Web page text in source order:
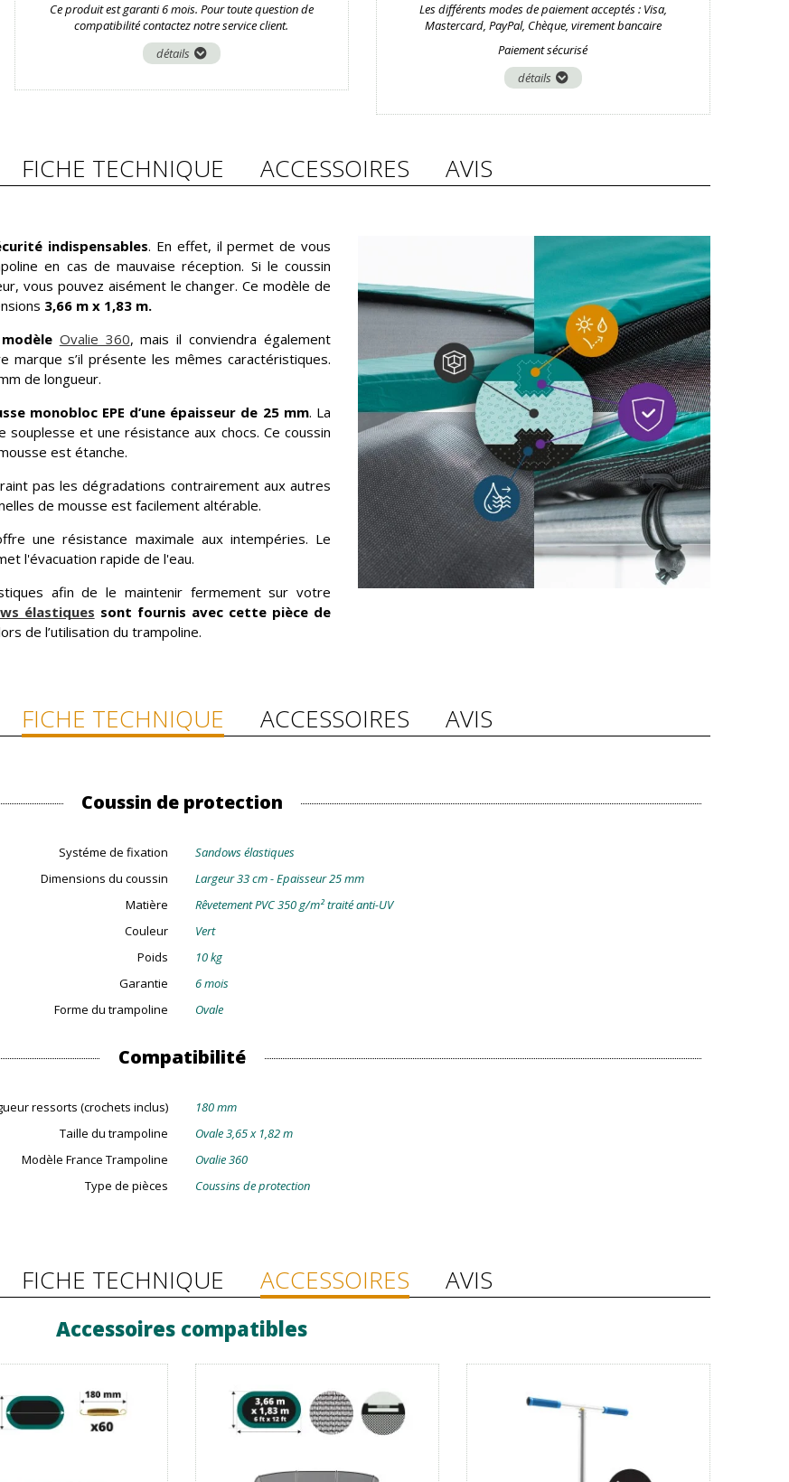
Ce produit est garanti 6 mois. Pour toute question de
compatibilité contactez notre service client.
détails
Les différents modes de paiement acceptés : Visa,
Mastercard, PayPal, Chèque, virement bancaire
Paiement sécurisé
détails
FICHE TECHNIQUE ACCESSOIRES AVIS
indispensables. En effet, il permet de vous
en cas de mauvaise réception. Si le coussin
vous pouvez aisément le changer. Ce modèle de
3,66 m x 1,83 m.
Ovalie 360, mais il conviendra également
s’il présente les mêmes caractéristiques.
de longueur.
monobloc EPE d’une épaisseur de 25 mm. La
et une résistance aux chocs. Ce coussin
est étanche.
pas les dégradations contrairement aux autres
de mousse est facilement altérable.
une résistance maximale aux intempéries. Le
l'évacuation rapide de l'eau.
afin de le maintenir fermement sur votre
élastiques sont fournis avec cette pièce de
de l’utilisation du trampoline.
FICHE TECHNIQUE ACCESSOIRES AVIS
Coussin de protection
Systéme de fixation
Sandows élastiques
Dimensions du coussin
Largeur 33 cm - Epaisseur 25 mm
Matière
Rêvetement PVC 350 g/m² traité anti-UV
Couleur
Vert
Poids
10 kg
Garantie
6 mois
Forme du trampoline
Ovale
Compatibilité
ressorts (crochets inclus)
180 mm
Taille du trampoline
Ovale 3,65 x 1,82 m
Modèle France Trampoline
Ovalie 360
Type de pièces
Coussins de protection
FICHE TECHNIQUE ACCESSOIRES AVIS
Accessoires compatibles